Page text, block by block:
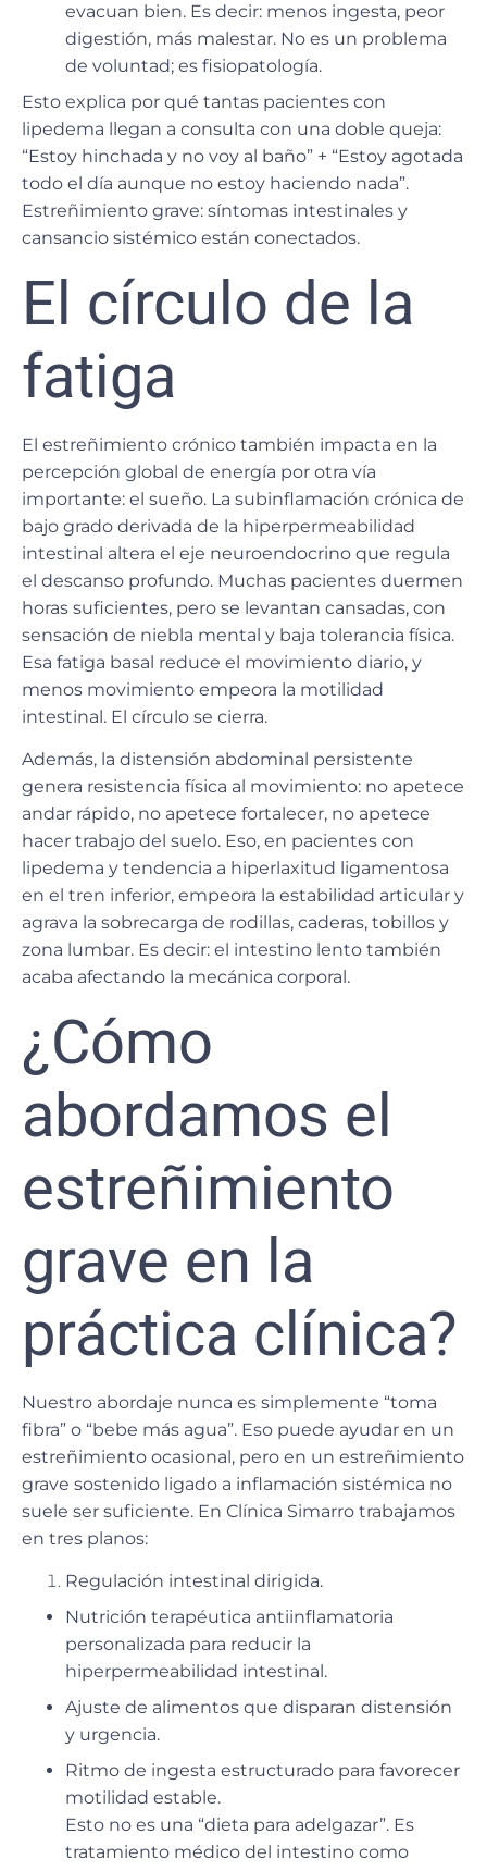
evacuan bien. Es decir: menos ingesta, peor
digestión, más malestar. No es un problema
de voluntad; es fisiopatología.
Esto explica por qué tantas pacientes con
lipedema llegan a consulta con una doble queja:
“Estoy hinchada y no voy al baño” + “Estoy agotada
todo el día aunque no estoy haciendo nada”.
Estreñimiento grave: síntomas intestinales y
cansancio sistémico están conectados.
El círculo de la
fatiga
El estreñimiento crónico también impacta en la
percepción global de energía por otra vía
importante: el sueño. La subinflamación crónica de
bajo grado derivada de la hiperpermeabilidad
intestinal altera el eje neuroendocrino que regula
el descanso profundo. Muchas pacientes duermen
horas suficientes, pero se levantan cansadas, con
sensación de niebla mental y baja tolerancia física.
Esa fatiga basal reduce el movimiento diario, y
menos movimiento empeora la motilidad
intestinal. El círculo se cierra.
Además, la distensión abdominal persistente
genera resistencia física al movimiento: no apetece
andar rápido, no apetece fortalecer, no apetece
hacer trabajo del suelo. Eso, en pacientes con
lipedema y tendencia a hiperlaxitud ligamentosa
en el tren inferior, empeora la estabilidad articular y
agrava la sobrecarga de rodillas, caderas, tobillos y
zona lumbar. Es decir: el intestino lento también
acaba afectando la mecánica corporal.
¿Cómo
abordamos el
estreñimiento
grave en la
práctica clínica?
Nuestro abordaje nunca es simplemente “toma
fibra” o “bebe más agua”. Eso puede ayudar en un
estreñimiento ocasional, pero en un estreñimiento
grave sostenido ligado a inflamación sistémica no
suele ser suficiente. En Clínica Simarro trabajamos
en tres planos:
Regulación intestinal dirigida.
Nutrición terapéutica antiinflamatoria
personalizada para reducir la
hiperpermeabilidad intestinal.
Ajuste de alimentos que disparan distensión
y urgencia.
Ritmo de ingesta estructurado para favorecer
motilidad estable.
Esto no es una “dieta para adelgazar”. Es
tratamiento médico del intestino como